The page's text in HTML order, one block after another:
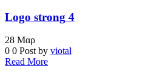
Logo strong 4
28 Μαρ
0 0 Post by viotal
Read More